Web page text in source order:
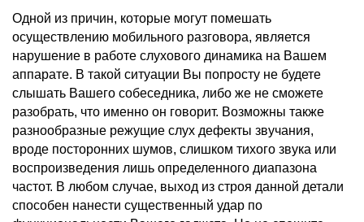
Одной из причин, которые могут помешать
осуществлению мобильного разговора, является
нарушение в работе слухового динамика на Вашем
аппарате. В такой ситуации Вы попросту не будете
слышать Вашего собеседника, либо же не сможете
разобрать, что именно он говорит. Возможны также
разнообразные режущие слух дефекты звучания,
вроде посторонних шумов, слишком тихого звука или
воспроизведения лишь определенного диапазона
частот. В любом случае, выход из строя данной детали
способен нанести существенный удар по